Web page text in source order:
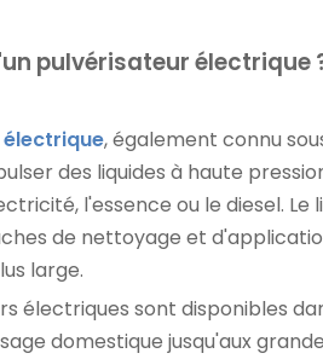
pulvérisateur électrique
, également connu
des liquides à haute
l'essence ou le diesel. Le
de nettoyage et
large.
électriques sont disponibles
domestique jusqu'aux